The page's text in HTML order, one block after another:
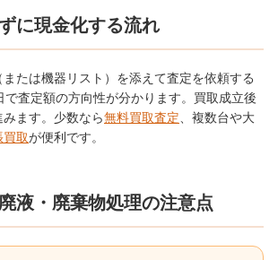
に現金化する流れ
たは機器リスト）を添えて査定を依頼する
で査定額の方向性が分かります。買取成立後
ます。少数なら無料買取査定、複数台や大
取が便利です。
液・廃棄物処理の注意点